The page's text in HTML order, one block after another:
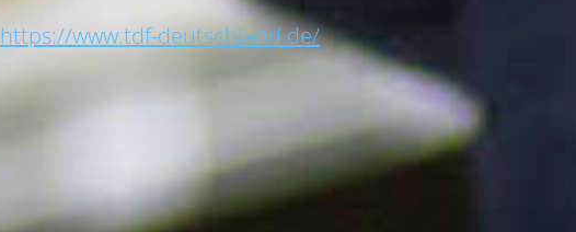
https://www.tdf-deutschland.de/